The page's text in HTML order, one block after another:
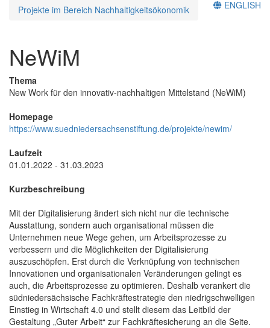
Projekte im Bereich Nachhaltigkeitsökonomik
ENGLISH
NeWiM
Thema
New Work für den innovativ-nachhaltigen Mittelstand (NeWiM)
Homepage
https://www.suedniedersachsenstiftung.de/projekte/newim/
Laufzeit
01.01.2022 - 31.03.2023
Kurzbeschreibung
Mit der Digitalisierung ändert sich nicht nur die technische
Ausstattung, sondern auch organisational müssen die
Unternehmen neue Wege gehen, um Arbeitsprozesse zu
verbessern und die Möglichkeiten der Digitalisierung
auszuschöpfen. Erst durch die Verknüpfung von technischen
Innovationen und organisationalen Veränderungen gelingt es
auch, die Arbeitsprozesse zu optimieren. Deshalb verankert die
südniedersächsische Fachkräftestrategie den niedrigschwelligen
Einstieg in Wirtschaft 4.0 und stellt diesem das Leitbild der
Gestaltung „Guter Arbeit“ zur Fachkräftesicherung an die Seite.